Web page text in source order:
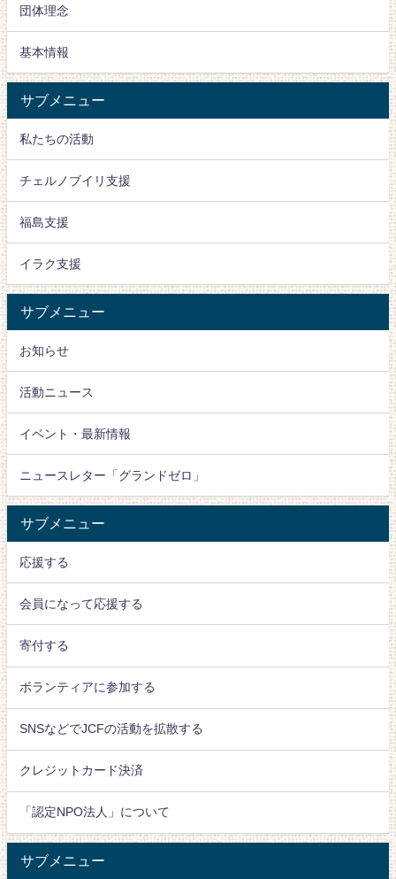
団体理念
基本情報
サブメニュー
私たちの活動
チェルノブイリ支援
福島支援
イラク支援
サブメニュー
お知らせ
活動ニュース
イベント・最新情報
ニュースレター「グランドゼロ」
サブメニュー
応援する
会員になって応援する
寄付する
ボランティアに参加する
SNSなどでJCFの活動を拡散する
クレジットカード決済
「認定NPO法人」について
サブメニュー